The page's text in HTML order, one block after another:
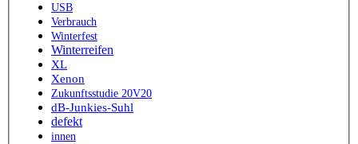
USB
Verbrauch
Winterfest
Winterreifen
XL
Xenon
Zukunftsstudie 20V20
dB-Junkies-Suhl
defekt
innen